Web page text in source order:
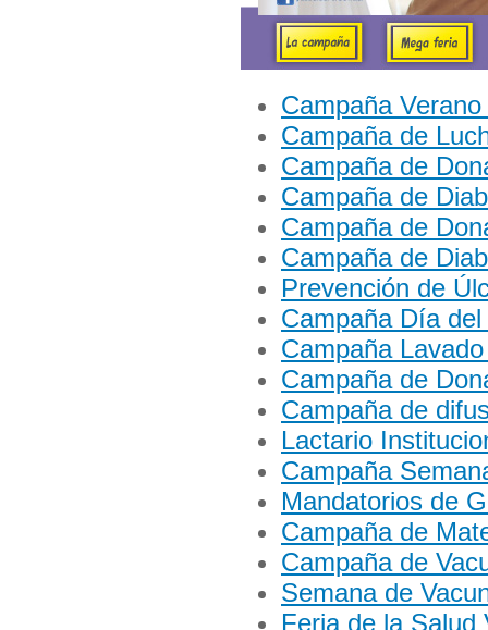
Campaña
Campaña de
Campaña de
Campaña de
Campaña de
Campaña de
Prevención de
Campaña Día
Campaña
Campaña de
Campaña de
Lactario
Campaña
Mandatorios de
Campaña de
Campaña de
Semana de
Feria de la